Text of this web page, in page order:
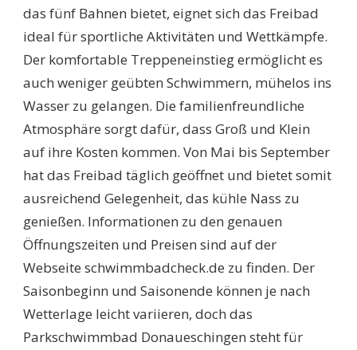
das fünf Bahnen bietet, eignet sich das Freibad
ideal für sportliche Aktivitäten und Wettkämpfe.
Der komfortable Treppeneinstieg ermöglicht es
auch weniger geübten Schwimmern, mühelos ins
Wasser zu gelangen. Die familienfreundliche
Atmosphäre sorgt dafür, dass Groß und Klein
auf ihre Kosten kommen. Von Mai bis September
hat das Freibad täglich geöffnet und bietet somit
ausreichend Gelegenheit, das kühle Nass zu
genießen. Informationen zu den genauen
Öffnungszeiten und Preisen sind auf der
Webseite schwimmbadcheck.de zu finden. Der
Saisonbeginn und Saisonende können je nach
Wetterlage leicht variieren, doch das
Parkschwimmbad Donaueschingen steht für